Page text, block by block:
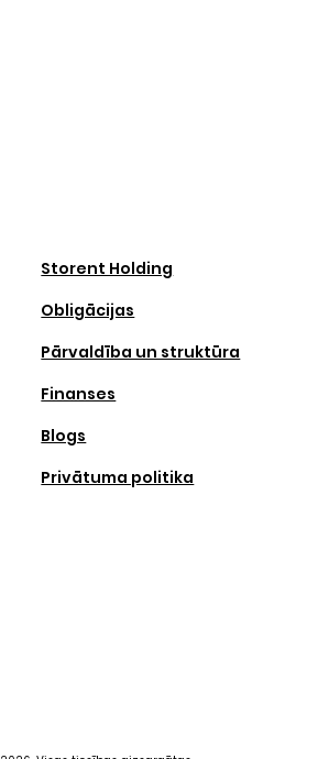
Storent Holding
Obligācijas
Pārvaldība un struktūra
Finanses
Blogs
Privātuma politika